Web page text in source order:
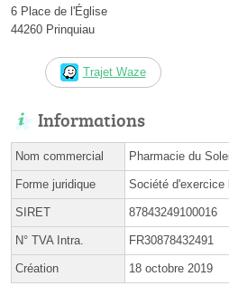
6 Place de l'Église
44260 Prinquiau
Trajet Waze
Informations
Nom commercial Pharmacie du Soleil
Forme juridique Société d'exercice
SIRET 87843249100016
N° TVA Intra. FR30878432491
Création 18 octobre 2019